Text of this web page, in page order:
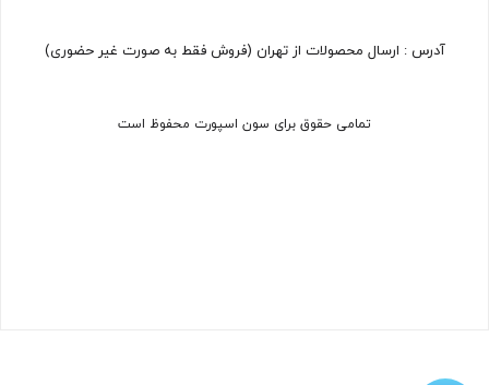
آدرس : ارسال محصولات از تهران (فروش فقط به صورت غیر حضوری)
تمامی حقوق برای سون اسپورت محفوظ است